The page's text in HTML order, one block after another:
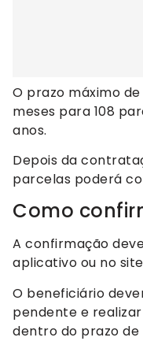
O prazo máximo
meses para 108
anos.
Depois da
parcelas poderá
Como
A confirmação
aplicativo ou no
O beneficiário
pendente e
dentro do prazo de